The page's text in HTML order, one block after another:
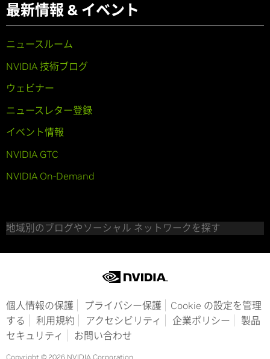
最新情報 & イベント
ニュースルーム
NVIDIA 技術ブログ
ウェビナー
ニュースレター登録
イベント情報
NVIDIA GTC
NVIDIA On-Demand
地域別のブログやソーシャル ネットワークを探す
個人情報の保護 プライバシー保護
Cookie の設定を管理
する
利用規約 アクセシビリティ 企業ポリシー
製品
セキュリティ
お問い合わせ
Copyright © 2026 NVIDIA Corporation